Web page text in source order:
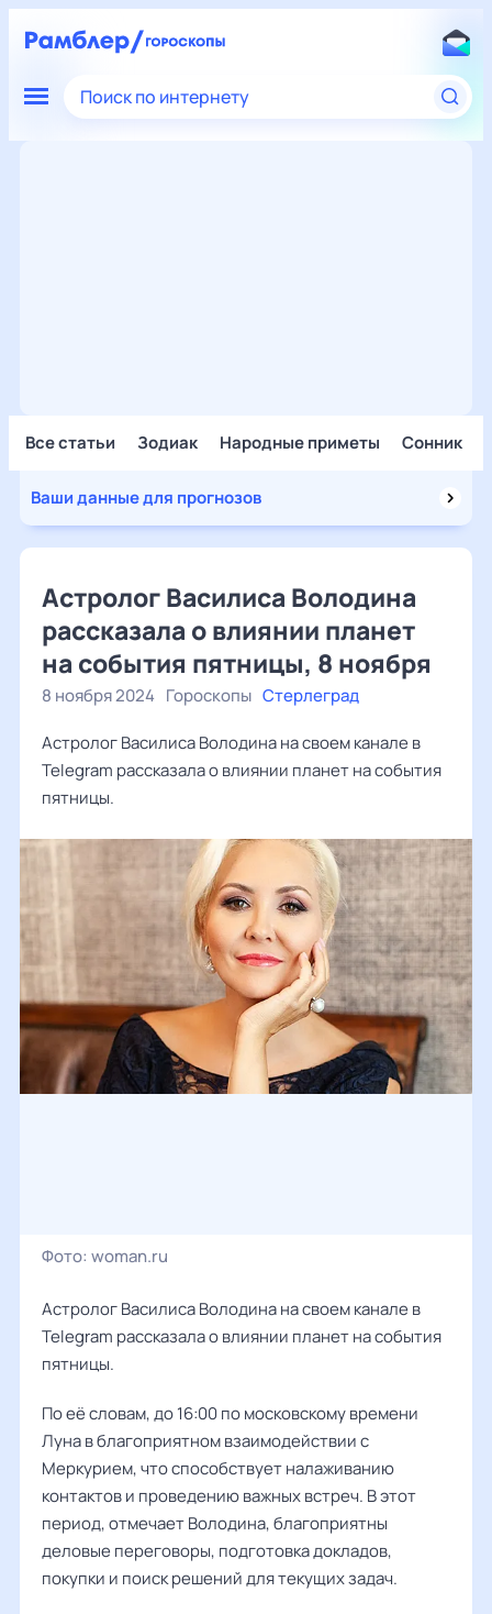
Поиск по интернету
Все статьи Зодиак Народные приметы Сонник
Ваши данные для прогнозов
Астролог Василиса Володина
рассказала о влиянии планет
на события пятницы, 8 ноября
8 ноября 2024 Гороскопы Стерлеград
Астролог Василиса Володина на своем канале в
Telegram рассказала о влиянии планет на события
пятницы.
Фото: woman.ru
Астролог Василиса Володина на своем канале в
Telegram рассказала о влиянии планет на события
пятницы.
По её словам, до 16:00 по московскому времени
Луна в благоприятном взаимодействии с
Меркурием, что способствует налаживанию
контактов и проведению важных встреч. В этот
период, отмечает Володина, благоприятны
деловые переговоры, подготовка докладов,
покупки и поиск решений для текущих задач.